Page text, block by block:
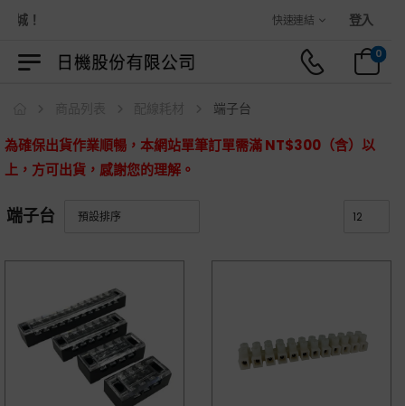
城！ 快速連結 登入
0
端子台
為確保出貨作業順暢，本網站單筆訂單需滿 NT$300（含）以
上，方可出貨，感謝您的理解。
端子台